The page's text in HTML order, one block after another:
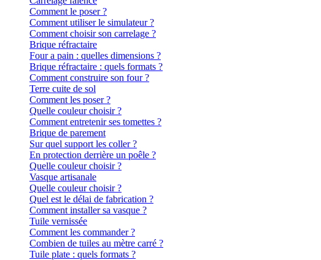
Comment le poser ?
Comment utiliser le simulateur ?
Comment choisir son carrelage ?
Brique réfractaire
Four a pain : quelles dimensions ?
Brique réfractaire : quels formats ?
Comment construire son four ?
Terre cuite de sol
Comment les poser ?
Quelle couleur choisir ?
Comment entretenir ses tomettes ?
Brique de parement
Sur quel support les coller ?
En protection derrière un poêle ?
Quelle couleur choisir ?
Vasque artisanale
Quelle couleur choisir ?
Quel est le délai de fabrication ?
Comment installer sa vasque ?
Tuile vernissée
Comment les commander ?
Combien de tuiles au mètre carré ?
Tuile plate : quels formats ?